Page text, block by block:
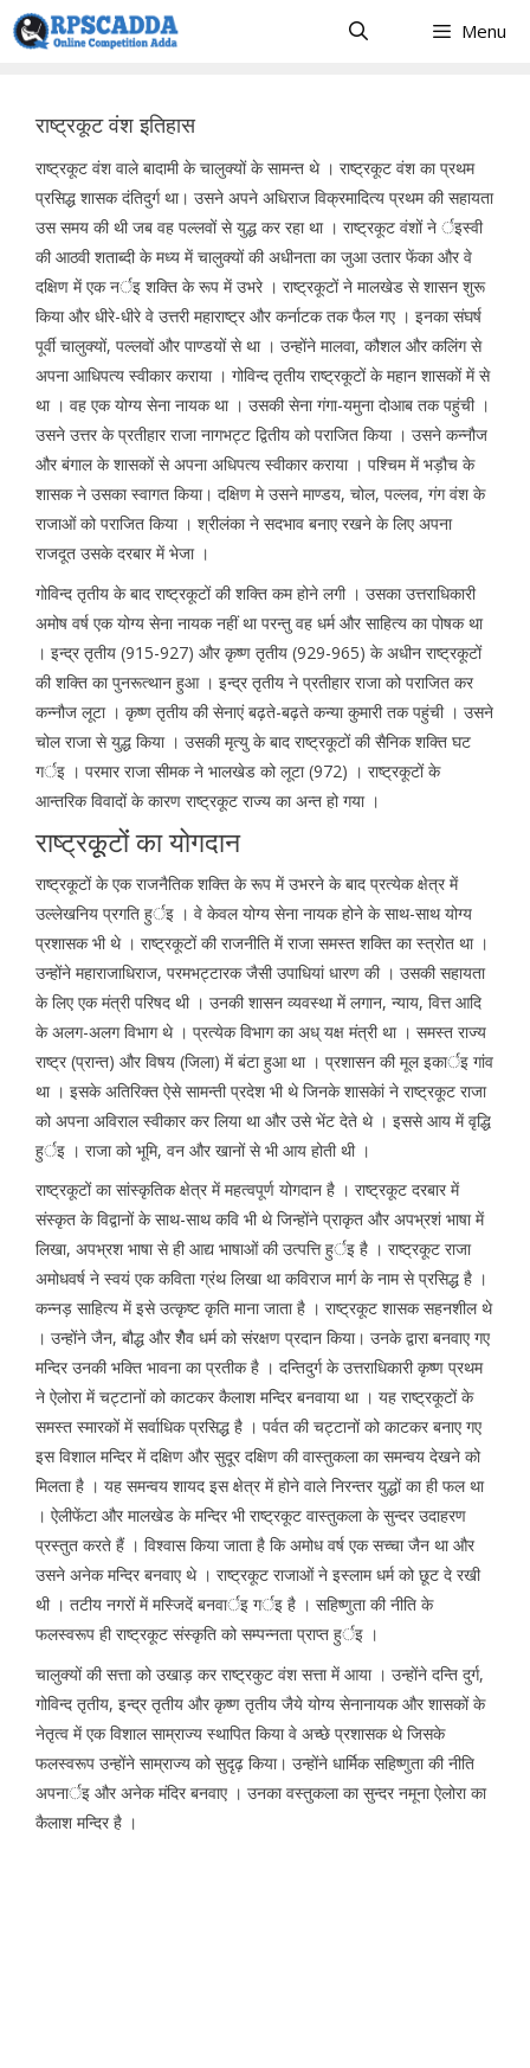
Skip
to
Menu
राष्ट्रकूट वंश इतिहास
राष्ट्रकूट वंश वाले बादामी के चालुक्यों के सामन्त थे । राष्ट्रकूट वंश का प्रथम
प्रसिद्ध शासक दंतिदुर्ग था। उसने अपने अधिराज विक्रमादित्य प्रथम की सहायता
उस समय की थी जब वह पल्लवों से युद्ध कर रहा था । राष्ट्रकूट वंशों ने र्इस्वी
की आठवी शताब्दी के मध्य में चालुक्यों की अधीनता का जुआ उतार फेंका और वे
दक्षिण में एक नर्इ शक्ति के रूप में उभरे । राष्ट्रकूटों ने मालखेड से शासन शुरू
किया और धीरे-धीरे वे उत्तरी महाराष्ट्र और कर्नाटक तक फैल गए । इनका संघर्ष
पूर्वी चालुक्यों, पल्लवों और पाण्डयों से था । उन्होंने मालवा, कौशल और कलिंग से
अपना आधिपत्य स्वीकार कराया । गोविन्द तृतीय राष्ट्रकूटों के महान शासकों में से
था । वह एक योग्य सेना नायक था । उसकी सेना गंगा-यमुना दोआब तक पहुंची ।
उसने उत्तर के प्रतीहार राजा नागभट्ट द्वितीय को पराजित किया । उसने कन्नौज
और बंगाल के शासकों से अपना अधिपत्य स्वीकार कराया । पश्चिम में भड़ौच के
शासक ने उसका स्वागत किया। दक्षिण मे उसने माण्डय, चोल, पल्लव, गंग वंश के
राजाओं को पराजित किया । श्रीलंका ने सदभाव बनाए रखने के लिए अपना
राजदूत उसके दरबार में भेजा ।
गोविन्द तृतीय के बाद राष्ट्रकूटों की शक्ति कम होने लगी । उसका उत्तराधिकारी
अमोष वर्ष एक योग्य सेना नायक नहीं था परन्तु वह धर्म और साहित्य का पोषक था
। इन्द्र तृतीय (915-927) और कृष्ण तृतीय (929-965) के अधीन राष्ट्रकूटों
की शक्ति का पुनरूत्थान हुआ । इन्द्र तृतीय ने प्रतीहार राजा को पराजित कर
कन्नौज लूटा । कृष्ण तृतीय की सेनाएं बढ़ते-बढ़ते कन्या कुमारी तक पहुंची । उसने
चोल राजा से युद्ध किया । उसकी मृत्यु के बाद राष्ट्रकूटों की सैनिक शक्ति घट
गर्इ । परमार राजा सीमक ने भालखेड को लूटा (972) । राष्ट्रकूटों के
आन्तरिक विवादों के कारण राष्ट्रकूट राज्य का अन्त हो गया ।
राष्ट्रकूूटोंं का योगदान
राष्ट्रकूटों के एक राजनैतिक शक्ति के रूप में उभरने के बाद प्रत्येक क्षेत्र में
उल्लेखनिय प्रगति हुर्इ । वे केवल योग्य सेना नायक होने के साथ-साथ योग्य
प्रशासक भी थे । राष्ट्रकूटों की राजनीति में राजा समस्त शक्ति का स्त्रोत था ।
उन्होंने महाराजाधिराज, परमभट्टारक जैसी उपाधियां धारण की । उसकी सहायता
के लिए एक मंत्री परिषद थी । उनकी शासन व्यवस्था में लगान, न्याय, वित्त आदि
के अलग-अलग विभाग थे । प्रत्येक विभाग का अध् यक्ष मंत्री था । समस्त राज्य
राष्ट्र (प्रान्त) और विषय (जिला) में बंटा हुआ था । प्रशासन की मूल इकार्इ गांव
था । इसके अतिरिक्त ऐसे सामन्ती प्रदेश भी थे जिनके शासकेां ने राष्ट्रकूट राजा
को अपना अविराल स्वीकार कर लिया था और उसे भेंट देते थे । इससे आय में वृद्धि
हुर्इ । राजा को भूमि, वन और खानों से भी आय होती थी ।
राष्ट्रकूटों का सांस्कृतिक क्षेत्र में महत्वपूर्ण योगदान है । राष्ट्रकूट दरबार में
संस्कृत के विद्वानों के साथ-साथ कवि भी थे जिन्होंने प्राकृत और अपभ्रशं भाषा में
लिखा, अपभ्रश भाषा से ही आद्य भाषाओं की उत्पत्ति हुर्इ है । राष्ट्रकूट राजा
अमोधवर्ष ने स्वयं एक कविता ग्रंथ लिखा था कविराज मार्ग के नाम से प्रसिद्ध है ।
कन्नड़ साहित्य में इसे उत्कृष्ट कृति माना जाता है । राष्ट्रकूट शासक सहनशील थे
। उन्होंने जैन, बौद्ध और शेैव धर्म को संरक्षण प्रदान किया। उनके द्वारा बनवाए गए
मन्दिर उनकी भक्ति भावना का प्रतीक है । दन्तिदुर्ग के उत्तराधिकारी कृष्ण प्रथम
ने ऐलोरा में चट्टानों को काटकर कैलाश मन्दिर बनवाया था । यह राष्ट्रकूटों के
समस्त स्मारकों में सर्वाधिक प्रसिद्ध है । पर्वत की चट्टानों को काटकर बनाए गए
इस विशाल मन्दिर में दक्षिण और सुदूर दक्षिण की वास्तुकला का समन्वय देखने को
मिलता है । यह समन्वय शायद इस क्षेत्र में होने वाले निरन्तर युद्धों का ही फल था
। ऐलीफेंटा और मालखेड के मन्दिर भी राष्ट्रकूट वास्तुकला के सुन्दर उदाहरण
प्रस्तुत करते हैं । विश्वास किया जाता है कि अमोध वर्ष एक सच्चा जैन था और
उसने अनेक मन्दिर बनवाए थे । राष्ट्रकूट राजाओं ने इस्लाम धर्म को छूट दे रखी
थी । तटीय नगरों में मस्जिदें बनवार्इ गर्इ है । सहिष्णुता की नीति के
फलस्वरूप ही राष्ट्रकूट संस्कृति को सम्पन्नता प्राप्त हुर्इ ।
चालुक्यों की सत्ता को उखाड़ कर राष्ट्रकुट वंश सत्ता में आया । उन्होंने दन्ति दुर्ग,
गोविन्द तृतीय, इन्द्र तृतीय और कृष्ण तृतीय जैये योग्य सेनानायक और शासकों के
नेतृत्व में एक विशाल साम्राज्य स्थापित किया वे अच्छे प्रशासक थे जिसके
फलस्वरूप उन्होंने साम्राज्य को सुदृढ़ किया। उन्होंने धार्मिक सहिष्णुता की नीति
अपनार्इ और अनेक मंदिर बनवाए । उनका वस्तुकला का सुन्दर नमूना ऐलोरा का
कैलाश मन्दिर है ।